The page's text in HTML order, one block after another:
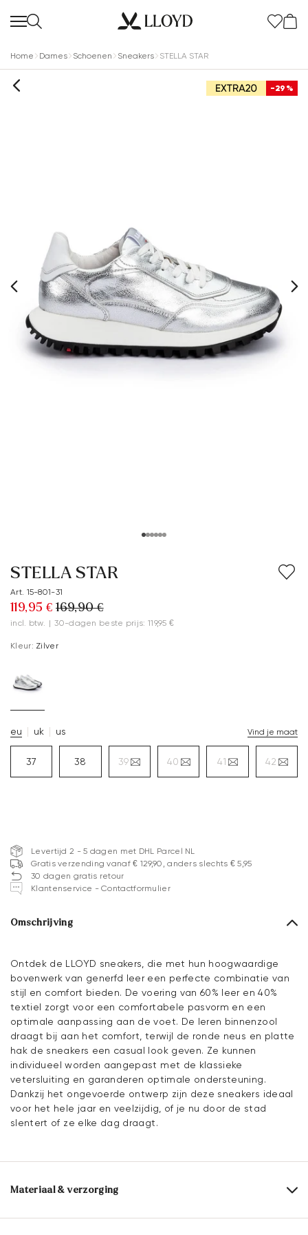
Home Dames Schoenen Sneakers STELLA STAR
-29%
STELLA STAR
Art. 15-801-31
119,95 € 169,90 €
incl. btw. | 30-dagen beste prijs: 119,95 €
Kleur: Zilver
eu uk us Vind je maat
37 38 39 40 41 42
Levertijd 2 - 5 dagen met DHL Parcel NL
Gratis verzending vanaf € 129,90, anders slechts € 5,95
30 dagen gratis retour
Klantenservice - Contactformulier
Omschrijving
Ontdek de LLOYD sneakers, die met hun hoogwaardige
bovenwerk van generfd leer een perfecte combinatie van
stijl en comfort bieden. De voering van 60% leer en 40%
textiel zorgt voor een comfortabele pasvorm en een
optimale aanpassing aan de voet. De leren binnenzool
draagt bij aan het comfort, terwijl de ronde neus en platte
hak de sneakers een casual look geven. Ze kunnen
individueel worden aangepast met de klassieke
vetersluiting en garanderen optimale ondersteuning.
Dankzij het ongevoerde ontwerp zijn deze sneakers ideaal
voor het hele jaar en veelzijdig, of je nu door de stad
slentert of ze elke dag draagt.
Materiaal & verzorging
Productieschaal: EU-maten